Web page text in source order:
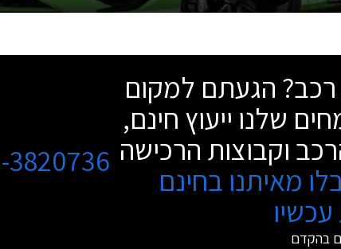
רכב? הגעתם למקום
שלנו ייעוץ חינם,
וקבוצות הרכישה
מאיתנו בחינם
בהקדם
3820736